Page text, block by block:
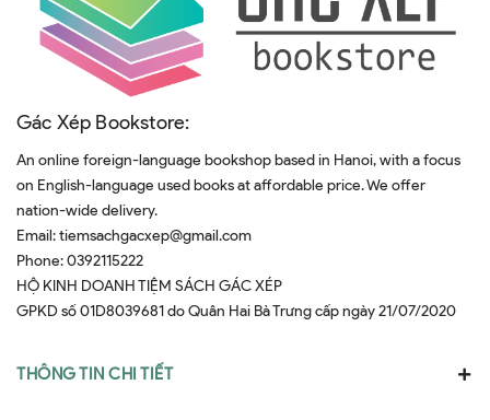
Gác Xép Bookstore:
An online foreign-language bookshop based in Hanoi, with a focus
on English-language used books at affordable price. We offer
nation-wide delivery.
Email:tiemsachgacxep@gmail.com
Phone:0392115222
HỘ KINH DOANH TIỆM SÁCH GÁC XÉP
GPKD số 01D8039681 do Quân Hai Bà Trưng cấp ngày 21/07/2020
THÔNG TIN CHI TIẾT